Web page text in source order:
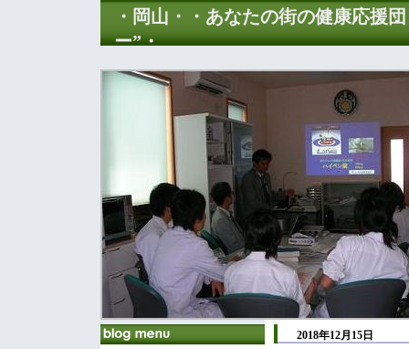
・岡山・・あなたの街の健康応援
ー”・
2018年12月15日